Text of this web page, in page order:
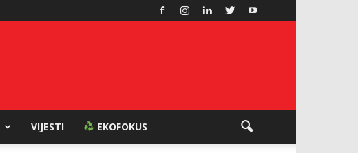
VIJESTI EKOFOKUS